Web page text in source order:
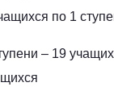
по 1
– 19